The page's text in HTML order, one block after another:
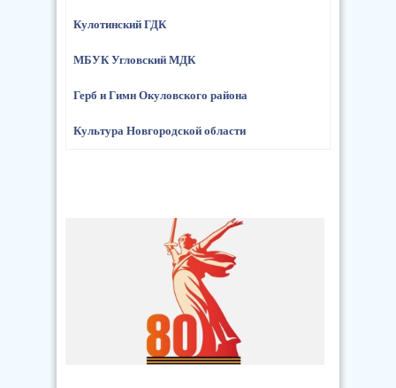
Кулотинский ГДК
МБУК Угловский МДК
Герб и Гимн Окуловского района
Культура Новгородской области